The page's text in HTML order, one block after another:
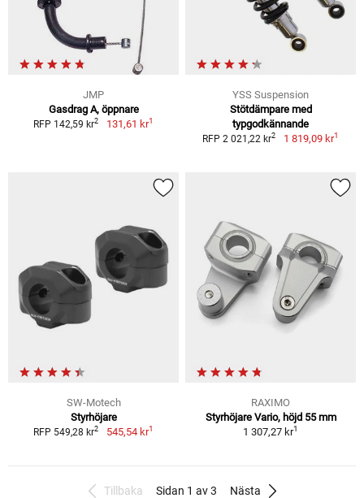
JMP
Gasdrag A, öppnare
RFP 142,59 kr2 131,61 kr1
YSS Suspension
Stötdämpare med
typgodkännande
RFP 2 021,22 kr2 1 819,09 kr1
SW-Motech
Styrhöjare
RFP 549,28 kr2 545,54 kr1
RAXIMO
Styrhöjare Vario, höjd 55 mm
1 307,27 kr1
Tillbaka Sidan 1 av 3 Nästa